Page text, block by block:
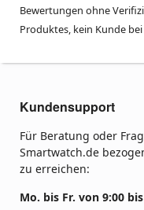
Bewertungen ohne
Produktes, kein Kunde
Kundensupport
Für Beratung oder
Smartwatch.de
zu erreichen:
Mo. bis Fr. von 9:00